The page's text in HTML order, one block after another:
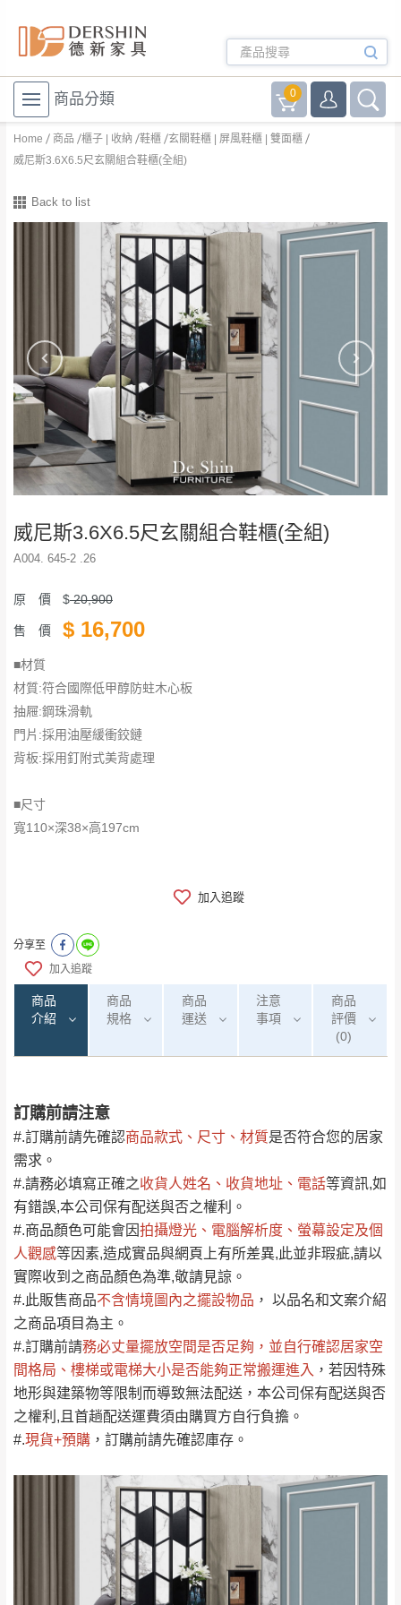
商品分類 0
Home 商品 櫃子 | 收納 鞋櫃 玄關鞋櫃 | 屏風鞋櫃 | 雙面櫃
威尼斯3.6X6.5尺玄關組合鞋櫃(全組)
Back to list
威尼斯3.6X6.5尺玄關組合鞋櫃(全組)
A004. 645-2 .26
原 價 $20,900
售 價 $ 16,700
■材質
材質:符合國際低甲醇防蛀木心板
抽屜:鋼珠滑軌
門片:採用油壓緩衝鉸鏈
背板:採用釘附式美背處理
■尺寸
寬110×深38×高197cm
加入追蹤
分享至
加入追蹤
商品
介紹
商品
規格
商品
運送
注意
事項
商品
評價
(0)
訂購前請注意
#.訂購前請先確認商品款式、尺寸、材質是否符合您的居家
需求。
#.請務必填寫正確之收貨人姓名、收貨地址、電話等資訊,如
有錯誤,本公司保有配送與否之權利。
#.商品顏色可能會因拍攝燈光、電腦解析度、螢幕設定及個
人觀感等因素,造成實品與網頁上有所差異,此並非瑕疵,請以
實際收到之商品顏色為準,敬請見諒。
#.此販售商品不含情境圖內之擺設物品 ， 以品名和文案介紹
之商品項目為主。
#.訂購前請務必丈量擺放空間是否足夠 ，並自行確認居家空
間格局、 樓梯或電梯大小是否能夠正常搬運進入 ，若因特殊
地形與建築物等限制而導致無法配送，本公司保有配送與否
之權利,且首趟配送運費須由購買方自行負擔。
#.現貨+預購 ，訂購前請先確認庫存。
運 費 說 明
運送地區 運送費用
偏遠地區
（請先線上詢問 LINE
→@dershin ）
桃園
免 運
費
復興鄉
新竹
峨眉鄉、五峰鄉、
橫山、北埔鄉、尖
石鄉、寶山鄉山
區、新埔山區、芎
無
雙溪、貢寮、烏
來、平溪、九份、
石門、林口 下福
注意事項：
由於品項繁多，網頁無法及時更新，如有需
Line客服」來信確認商品是否有「現貨」與
「金額」。
若商品價格或庫存有異常，商家有權取消訂
單。部分網路商品恕無法更改原設計或客製，敬請
見諒！
接單後二日內(不含例假日)，我們客服會與您
電話聯絡或E-Mail通知確認訂單。
（線上客服 LINE → @dershin）
下單前先詢問是否現貨，若未詢問下單後無
現貨我們客服會再來電或E-Mail與您聯絡
運送範圍：限定北至基隆，南至苗栗，偏遠
地區恕無法提供運送 (詳見運送規章)。
配送範圍：
苗栗至基隆；其它地區暫不開放，如因特殊
0/5 (0)筆
全部 依評論高至低排列
依評論低至高排列 只顯示附上圖片
只顯示附上評論